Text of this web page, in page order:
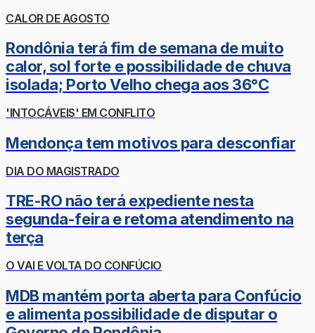
CALOR DE AGOSTO
Rondônia terá fim de semana de muito
calor, sol forte e possibilidade de chuva
isolada; Porto Velho chega aos 36°C
'INTOCÁVEIS' EM CONFLITO
Mendonça tem motivos para desconfiar
DIA DO MAGISTRADO
TRE-RO não terá expediente nesta
segunda-feira e retoma atendimento na
terça
O VAI E VOLTA DO CONFÚCIO
MDB mantém porta aberta para Confúcio
e alimenta possibilidade de disputar o